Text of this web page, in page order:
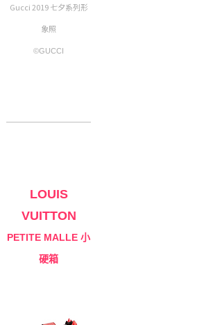
Gucci 2019 七夕系列形
象照
©GUCCI
LOUIS
VUITTON
PETITE MALLE 小
硬箱